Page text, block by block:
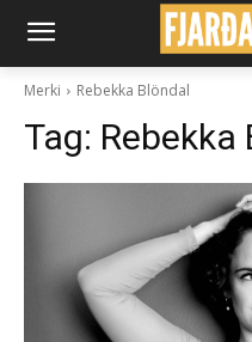
Merki Rebekka Blöndal
Tag: Rebekka